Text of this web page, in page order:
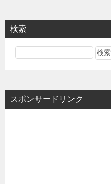
検索
スポンサードリンク